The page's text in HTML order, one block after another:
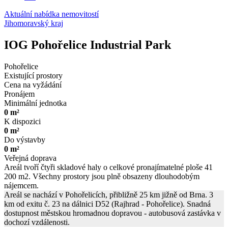
Aktuální nabídka nemovitostí
Jihomoravský kraj
IOG Pohořelice Industrial Park
Pohořelice
Existující prostory
Cena na vyžádání
Pronájem
Minimální jednotka
0 m²
K dispozici
0 m²
Do výstavby
0 m²
Veřejná doprava
Areál tvoří čtyři skladové haly o celkové pronajímatelné ploše 41
200 m2. Všechny prostory jsou plně obsazeny dlouhodobým
nájemcem.
Areál se nachází v Pohořelicích, přibližně 25 km jižně od Brna. 3
km od exitu č. 23 na dálnici D52 (Rajhrad - Pohořelice). Snadná
dostupnost městskou hromadnou dopravou - autobusová zastávka v
dochozí vzdálenosti.